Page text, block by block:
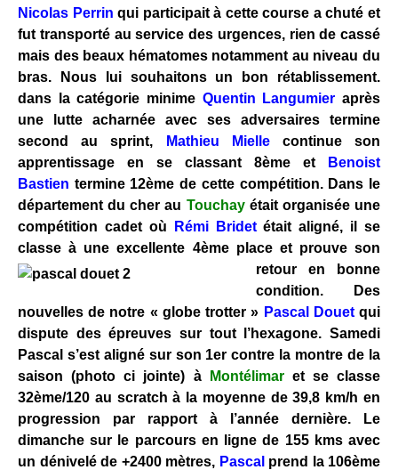
Nicolas Perrin qui participait à cette course a chuté et
fut transporté au service des urgences, rien de cassé
mais des beaux hématomes notamment au niveau du
bras. Nous lui souhaitons un bon rétablissement.
dans la catégorie minime Quentin Langumier après
une lutte acharnée avec ses adversaires termine
second au sprint,
Mathieu Miellecontinue son
apprentissage en se classant 8ème et
Benoist
Bastien termine 12ème de cette compétition. Dans le
département du cher au Touchayétait organisée une
compétition cadet où
Rémi Bridetétait aligné, il se
classe à une excellente 4ème place et prouve son
retour en bonne
condition. Des
nouvelles de notre « globe trotter » Pascal Douetqui
dispute des épreuves sur tout l’hexagone. Samedi
Pascal s’est aligné sur son 1er contre la montre de la
saison (photo ci jointe) à
Montélimaret se classe
32ème/120 au scratch à la moyenne de 39,8 km/h en
progression par rapport à l’année dernière. Le
dimanche sur le parcours en ligne de 155 kms avec
un dénivelé de +2400 mètres, Pascal prend la 106ème